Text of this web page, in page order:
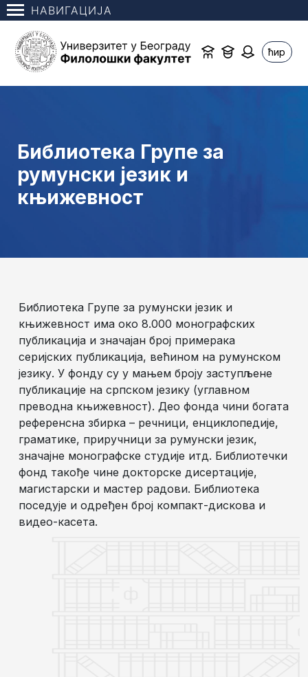
НАВИГАЦИЈА
ћир
Библиотека Групе за
румунски језик и
књижевност
Библиотека Групе за румунски језик и
књижевност има око 8.000 монографских
публикација и значајан број примерака
серијских публикација, већином на румунском
језику. У фонду су у мањем броју заступљене
публикације на српском језику (углавном
преводна књижевност). Део фонда чини богата
референсна збирка – речници, енциклопедије,
граматике, приручници за румунски језик,
значајне монографске студије итд. Библиотечки
фонд такође чине докторске дисертације,
магистарски и мастер радови. Библиотека
поседује и одређен број компакт-дискова и
видео-касета.